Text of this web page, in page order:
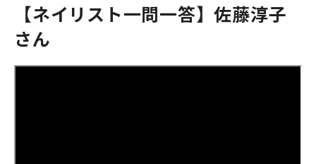
【ネイリスト一問一答】佐藤淳子
さん